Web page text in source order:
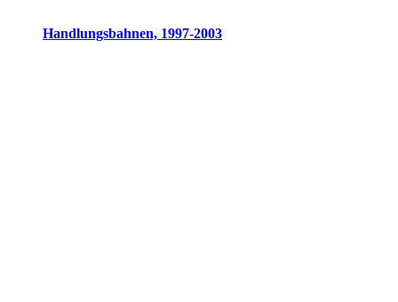
Handlungsbahnen, 1997-2003